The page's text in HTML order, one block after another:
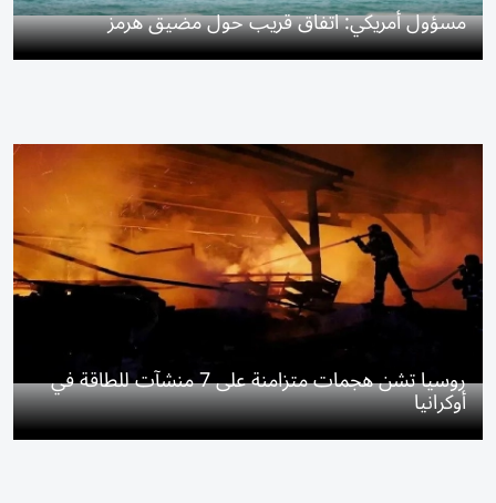
مسؤول أمريكي: اتفاق قريب حول مضيق هرمز
روسيا تشن هجمات متزامنة على 7 منشآت للطاقة في
أوكرانيا